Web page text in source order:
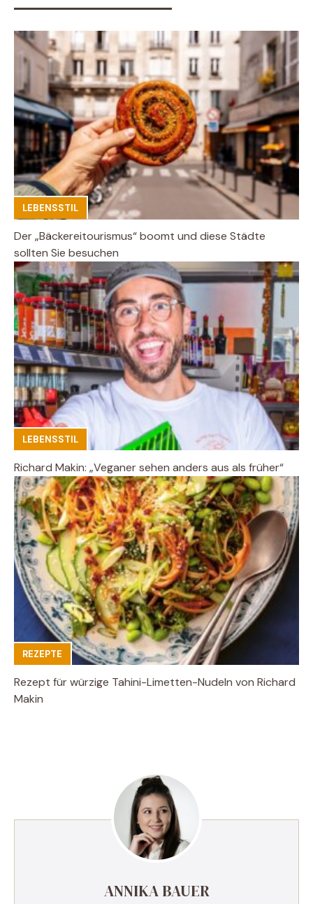
LEBENSSTIL
Der „Bäckereitourismus“ boomt und diese Städte
sollten Sie besuchen
LEBENSSTIL
Richard Makin: „Veganer sehen anders aus als früher“
REZEPTE
Rezept für würzige Tahini-Limetten-Nudeln von Richard
Makin
ANNIKA BAUER